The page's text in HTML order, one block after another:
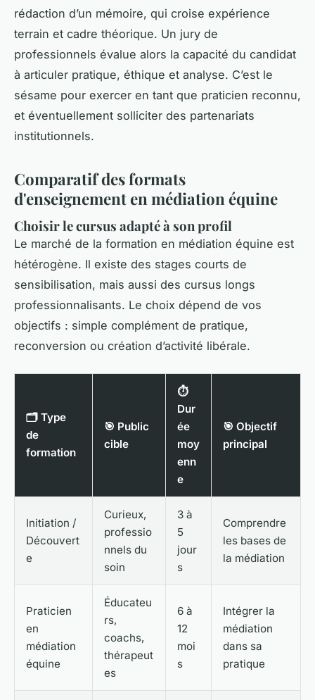
rédaction d’un mémoire, qui croise expérience
terrain et cadre théorique. Un jury de
professionnels évalue alors la capacité du candidat
à articuler pratique, éthique et analyse. C’est le
sésame pour exercer en tant que praticien reconnu,
et éventuellement solliciter des partenariats
institutionnels.
Comparatif des formats
d'enseignement en médiation équine
Choisir le cursus adapté à son profil
Le marché de la formation en médiation équine est
hétérogène. Il existe des stages courts de
sensibilisation, mais aussi des cursus longs
professionnalisants. Le choix dépend de vos
objectifs : simple complément de pratique,
reconversion ou création d’activité libérale.
🗂️ Type
de
formation
🎯 Public
cible
⏱️
Dur
ée
moy
enn
e
🎯 Objectif
principal
Initiation /
Découvert
e
Curieux,
professio
nnels du
soin
3 à
5
jour
s
Comprendre
les bases de
la médiation
Praticien
en
médiation
équine
Éducateu
rs,
coachs,
thérapeut
es
6 à
12
moi
s
Intégrer la
médiation
dans sa
pratique